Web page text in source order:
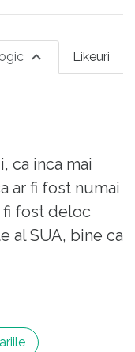
Likeuri
ca inca mai
ar fi fost numai
fi fost deloc
al SUA, bine ca